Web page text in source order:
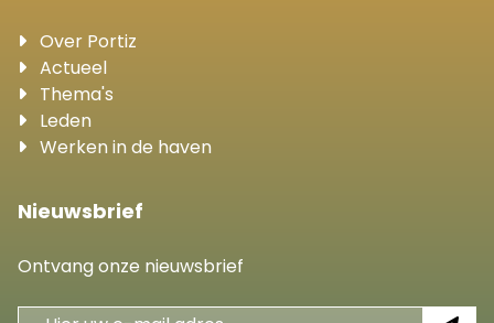
Over Portiz
Actueel
Thema's
Leden
Werken in de haven
Nieuwsbrief
Ontvang onze nieuwsbrief